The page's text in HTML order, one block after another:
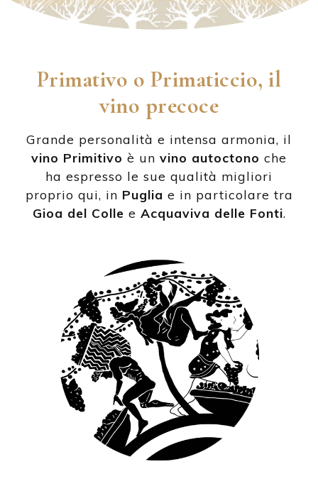
Primativo o Primaticcio, il
vino precoce
Grande personalità e intensa armonia, il
vino Primitivo è un vino autoctono che
ha espresso le sue qualità migliori
proprio qui, in Puglia e in particolare tra
Gioa del Colle e Acquaviva delle Fonti.